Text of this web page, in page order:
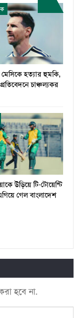
মেসিকে হত্যার হুমকি,
প্রতিবেদনে চাঞ্চল্যকর
উড়িয়ে টি-টোয়েন্টি
গেল বাংলাদেশ
হবে না.